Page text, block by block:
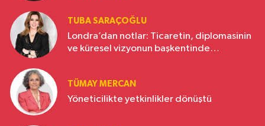
TUBA SARAÇOĞLU
Londra’dan notlar: Ticaretin, diplomasinin
ve küresel vizyonun başkentinde
TÜMAY MERCAN
Yöneticilikte yetkinlikler dönüştü